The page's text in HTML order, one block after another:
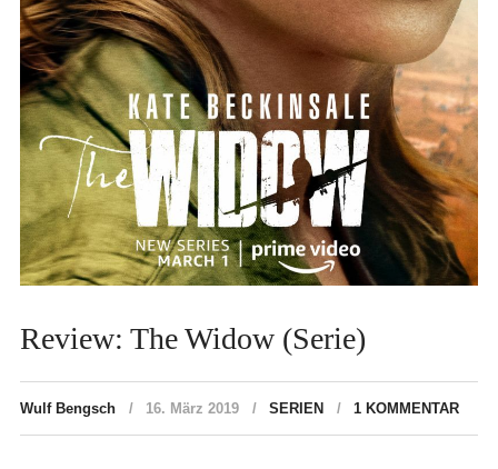
Review: The Widow (Serie)
Wulf Bengsch 16. März 2019 SERIEN 1 KOMMENTAR